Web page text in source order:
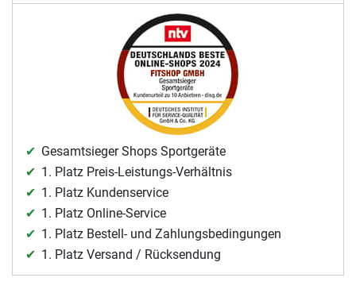
Gesamtsieger Shops Sportgeräte
1. Platz Preis-Leistungs-Verhältnis
1. Platz Kundenservice
1. Platz Online-Service
1. Platz Bestell- und Zahlungsbedingungen
1. Platz Versand / Rücksendung